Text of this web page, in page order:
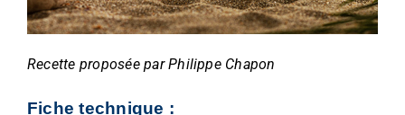
Recette proposée par Philippe Chapon
Fiche technique :